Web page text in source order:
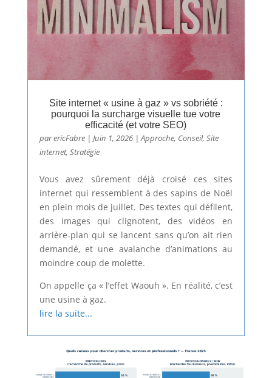
Site internet « usine à gaz » vs sobriété :
pourquoi la surcharge visuelle tue votre
efficacité (et votre SEO)
parericFabre| Juin 1, 2026| Approche, Conseil, Site
internet, Stratégie
Vous avez sûrement déjà croisé ces sites
internet qui ressemblent à des sapins de Noël
en plein mois de juillet. Des textes qui défilent,
des images qui clignotent, des vidéos en
arrière-plan qui se lancent sans qu’on ait rien
demandé, et une avalanche d’animations au
moindre coup de molette.
On appelle ça « l’effet Waouh ». En réalité, c’est
une usine à gaz.
lire la suite...